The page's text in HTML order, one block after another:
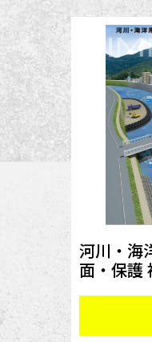
河川・海
面・保護